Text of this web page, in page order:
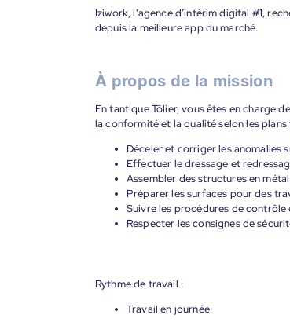
Iziwork, l'agence d’intérim digital #1,
depuis la meilleure app du marché.
À propos de la mission
En tant que Tôlier, vous êtes en charge
la conformité et la qualité selon les
Déceler et corriger les anomalies
Effectuer le dressage et
Assembler des structures en
Préparer les surfaces pour des
Suivre les procédures de contrôle
Respecter les consignes de
Rythme de travail :
Travail en journée